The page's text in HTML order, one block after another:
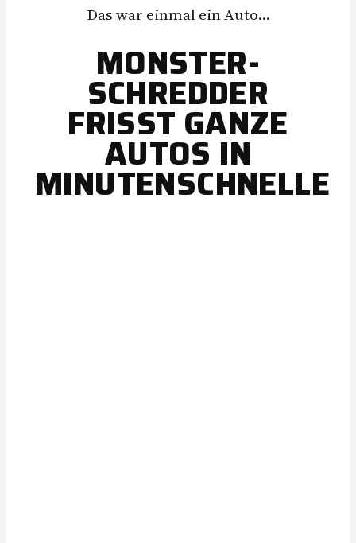
Das war einmal ein Auto…
MONSTER-
SCHREDDER
FRISST GANZE
AUTOS IN
MINUTENSCHNELLE